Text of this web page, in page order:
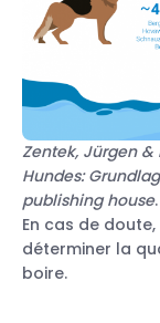
Zentek, Jürgen &
Hundes:
publishing house.
En cas de
déterminer la
boire.